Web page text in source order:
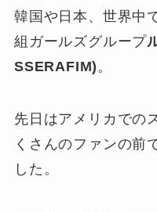
韓国や日本、世界中
組ガールズグループ
SSERAFIM) 。
先日はアメリカでの
くさんのファンの前
した。